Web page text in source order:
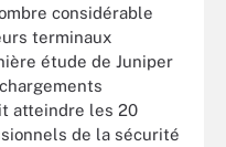
considérable
terminaux
étude de Juniper
atteindre les 20
de la sécurité